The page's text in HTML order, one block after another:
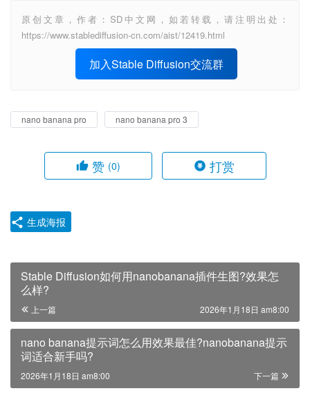
原创文章，作者：SD中文网，如若转载，请注明出处：
https://www.stablediffusion-cn.com/aist/12419.html
加入Stable Diffusion交流群
nano banana pro nano banana pro 3
赞 (0) 打赏
生成海报
Stable Diffusion如何用nanobanana插件生图?效果怎
么样?
上一篇 2026年1月18日 am8:00
nano banana提示词怎么用效果最佳?nanobanana提示
词适合新手吗?
下一篇
2026年1月18日 am8:00